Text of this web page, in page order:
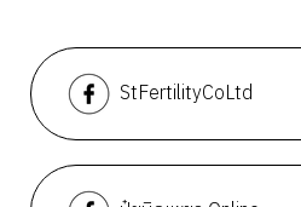
StFertilityCoLtd